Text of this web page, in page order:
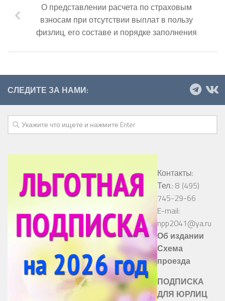
О представлении расчета по страховым
взносам при отсутствии выплат в пользу
физлиц, его составе и порядке заполнения
СЛЕДИТЕ ЗА НАМИ:
Контакты:
Тел.: 8 (495)
745-29-66
E-mail:
npp2041@ya.ru
Об издании
Схема
проезда
ПОДПИСКА
ДЛЯ ЮРЛИЦ